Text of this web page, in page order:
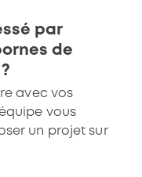
par
de
avec vos
vous
un projet sur